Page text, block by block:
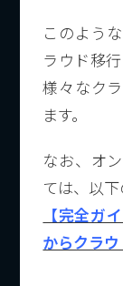
このよう
ラウド移
様々なク
ます。
なお、オ
ては、以下
【完全ガ
からクラ